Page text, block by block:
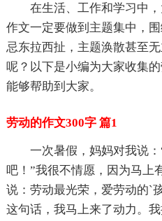
在生活、工作和学习中
作文一定要做到主题集中，
忌东拉西扯，主题涣散甚至
呢？以下是小编为大家收集
能够帮助到大家。
劳动的作文300字 篇1
一次暑假，妈妈对我说
吧！”我很不情愿，因为马上
说：劳动最光荣，爱劳动的`
这句话，我马上来了动力。